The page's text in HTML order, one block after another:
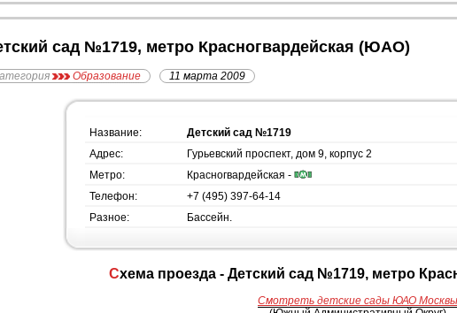
сад №1719, метро Красногвардейская (ЮАО)
Образование 11 марта 2009
Название:
Детский сад №1719
Адрес:
Гурьевский проспект, дом 9, корпус 2
Метро:
Красногвардейская -
Телефон:
+7 (495) 397-64-14
Разное:
Бассейн.
Схема проезда - Детский сад №1719, метро
Смотреть детские сады ЮАО Москвы